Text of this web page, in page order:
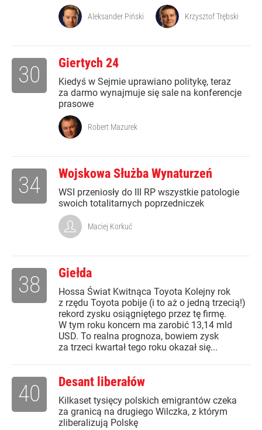
Aleksander Piński Krzysztof Trębski
Giertych 24
Kiedyś w Sejmie uprawiano politykę, teraz
za darmo wynajmuje się sale na konferencje
prasowe
30
Robert Mazurek
Wojskowa Służba Wynaturzeń
WSI przeniosły do III RP wszystkie patologie
swoich totalitarnych poprzedniczek
34
Maciej Korkuć
Giełda
Hossa Świat Kwitnąca Toyota Kolejny rok
z rzędu Toyota pobije (i to aż o jedną trzecią!)
rekord zysku osiągniętego przez tę firmę.
W tym roku koncern ma zarobić 13,14 mld
USD. To realna prognoza, bowiem zysk
za trzeci kwartał tego roku okazał się...
38
Desant liberałów
Kilkaset tysięcy polskich emigrantów czeka
za granicą na drugiego Wilczka, z którym
zliberalizują Polskę
40